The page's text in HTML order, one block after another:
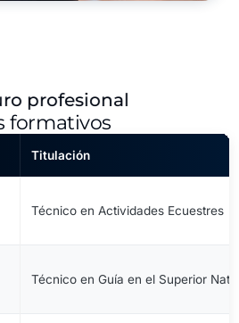
profesional
formativos
Titulación
Técnico en Actividades Ecuestres
Técnico en Guía en el Superior